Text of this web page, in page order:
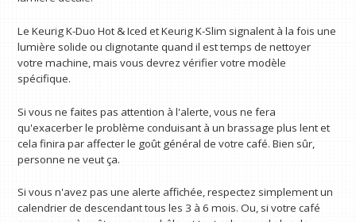
Le Keurig K-Duo Hot & Iced et Keurig K-Slim signalent à la fois une
lumière solide ou clignotante quand il est temps de nettoyer
votre machine, mais vous devrez vérifier votre modèle
spécifique.
Si vous ne faites pas attention à l'alerte, vous ne fera
qu'exacerber le problème conduisant à un brassage plus lent et
cela finira par affecter le goût général de votre café. Bien sûr,
personne ne veut ça.
Si vous n'avez pas une alerte affichée, respectez simplement un
calendrier de descendant tous les 3 à 6 mois. Ou, si votre café